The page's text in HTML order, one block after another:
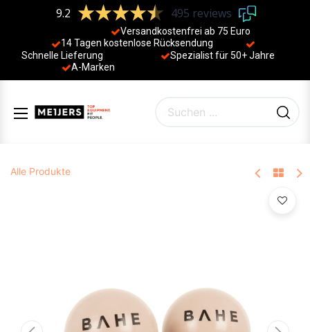
9.2 495 reviews
Versandkostenfrei ab 75 Euro
14 Tagen kostenlose Rücksendung
Schnelle Lieferung
Spezialist für 50+ Jahre
A-Marken
Alle Produkte